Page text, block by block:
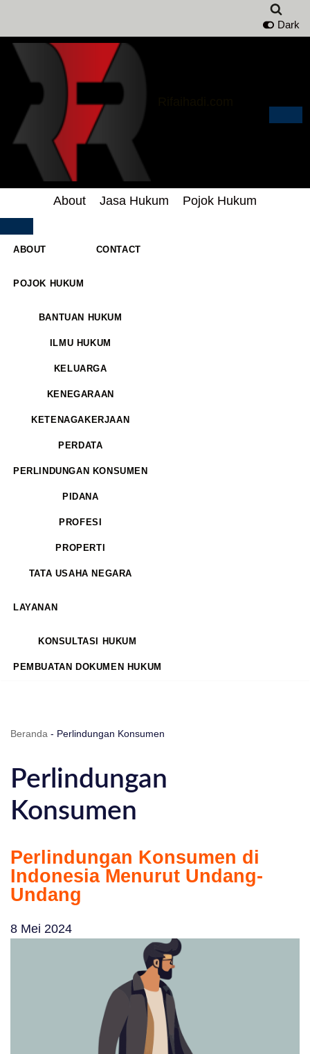
Lompat
ke
konten
Dark
About Jasa Hukum Pojok Hukum
ABOUT CONTACT
POJOK HUKUM
BANTUAN HUKUM
ILMU HUKUM
KELUARGA
KENEGARAAN
KETENAGAKERJAAN
PERDATA
PERLINDUNGAN KONSUMEN
PIDANA
PROFESI
PROPERTI
TATA USAHA NEGARA
LAYANAN
KONSULTASI HUKUM
PEMBUATAN DOKUMEN HUKUM
Beranda - Perlindungan Konsumen
Perlindungan
Konsumen
Perlindungan Konsumen di
Indonesia Menurut Undang-
Undang
8 Mei 2024